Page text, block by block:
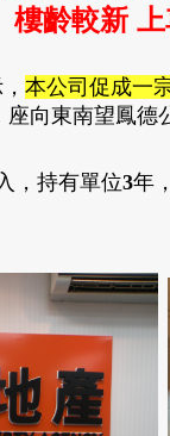
樓齡較新
， 本公司促成一
座向東南望鳳德
， 持有單位3年